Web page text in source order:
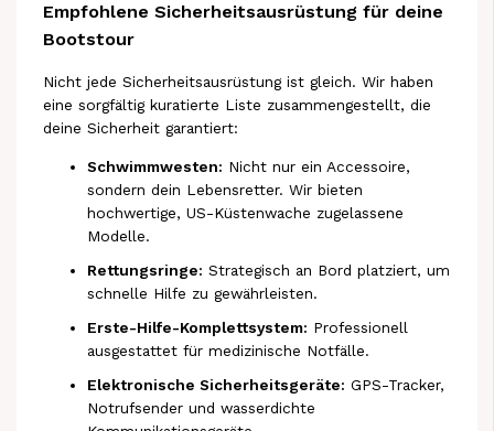
Empfohlene Sicherheitsausrüstung für deine
Bootstour
Nicht jede Sicherheitsausrüstung ist gleich. Wir haben
eine sorgfältig kuratierte Liste zusammengestellt, die
deine Sicherheit garantiert:
Schwimmwesten: Nicht nur ein Accessoire,
sondern dein Lebensretter. Wir bieten
hochwertige, US-Küstenwache zugelassene
Modelle.
Rettungsringe: Strategisch an Bord platziert, um
schnelle Hilfe zu gewährleisten.
Erste-Hilfe-Komplettsystem: Professionell
ausgestattet für medizinische Notfälle.
Elektronische Sicherheitsgeräte: GPS-Tracker,
Notrufsender und wasserdichte